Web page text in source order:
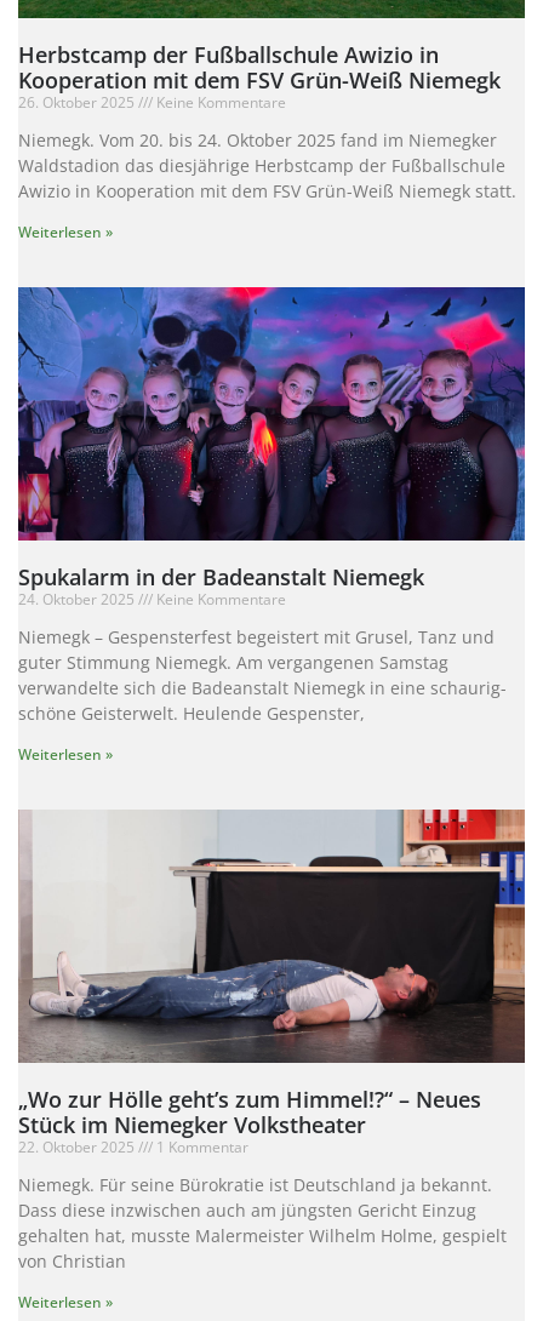
Herbstcamp der Fußballschule Awizio in
Kooperation mit dem FSV Grün-Weiß Niemegk
26. Oktober 2025 Keine Kommentare
Niemegk. Vom 20. bis 24. Oktober 2025 fand im Niemegker
Waldstadion das diesjährige Herbstcamp der Fußballschule
Awizio in Kooperation mit dem FSV Grün-Weiß Niemegk statt.
Weiterlesen »
Spukalarm in der Badeanstalt Niemegk
24. Oktober 2025 Keine Kommentare
Niemegk – Gespensterfest begeistert mit Grusel, Tanz und
guter Stimmung Niemegk. Am vergangenen Samstag
verwandelte sich die Badeanstalt Niemegk in eine schaurig-
schöne Geisterwelt. Heulende Gespenster,
Weiterlesen »
„Wo zur Hölle geht’s zum Himmel!?“ – Neues
Stück im Niemegker Volkstheater
22. Oktober 2025 1 Kommentar
Niemegk. Für seine Bürokratie ist Deutschland ja bekannt.
Dass diese inzwischen auch am jüngsten Gericht Einzug
gehalten hat, musste Malermeister Wilhelm Holme, gespielt
von Christian
Weiterlesen »